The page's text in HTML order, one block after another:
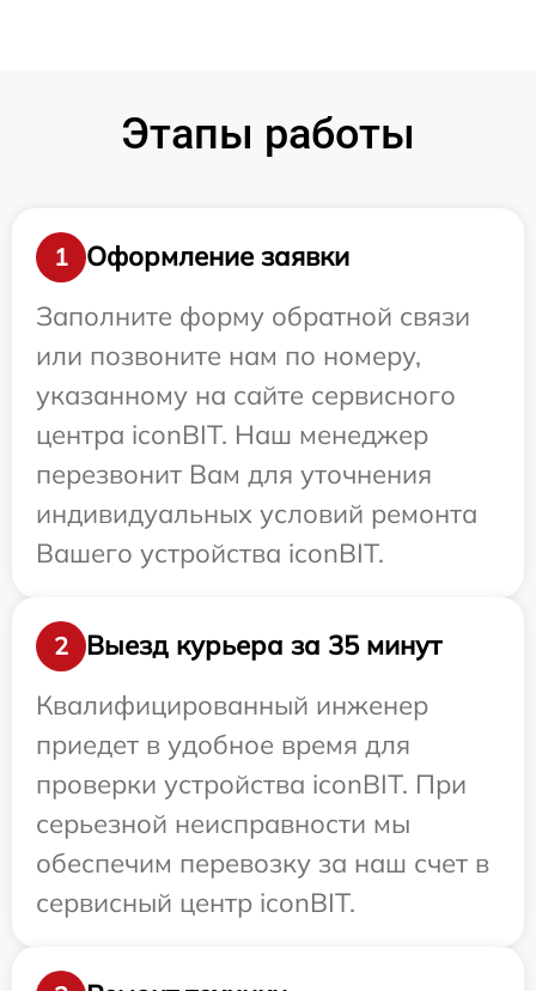
Этапы работы
1
Оформление заявки
Заполните форму обратной связи
или позвоните нам по номеру,
указанному на сайте сервисного
центра iconBIT. Наш менеджер
перезвонит Вам для уточнения
индивидуальных условий ремонта
Вашего устройства iconBIT.
2
Выезд курьера за 35 минут
Квалифицированный инженер
приедет в удобное время для
проверки устройства iconBIT. При
серьезной неисправности мы
обеспечим перевозку за наш счет в
сервисный центр iconBIT.